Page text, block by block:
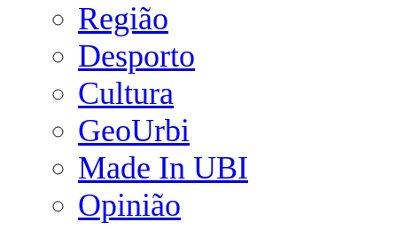
Região
Desporto
Cultura
GeoUrbi
Made In UBI
Opinião